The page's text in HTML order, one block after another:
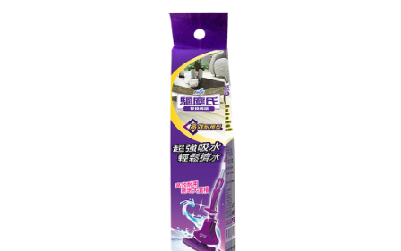
https://netprotections.freshdesk.com/support/home
１．透過由恩沛科技股份有限公司提供之「AFTEE先享後付」服務完成之交
易，需依本服務之必要範圍內提供個人資料，並將交易相關給付款項請求債
權轉讓予恩沛科技股份有限公司。
２．關於個人資料處理事宜，請瀏覽以下網址：
３．未成年的使用者請事先徵得法定代理人或監護人之同意方可使用
「AFTEE先享後付」，若未經同意申辦者引起之損失，本公司不負相關責
４．使用「AFTEE先享後付」時，將依據個別帳號之用戶狀況，依本公司即
時審查核予不同之上限額度；若仍有額度不足之情形，本公司將視審查結果
５．嚴禁一人註冊多個帳號或使用他人資訊註冊。若發現惡意使用之情形，
每筆NT$60，滿NT$599(含以上)免運費
每筆NT$120，滿NT$899(含以上)免運費